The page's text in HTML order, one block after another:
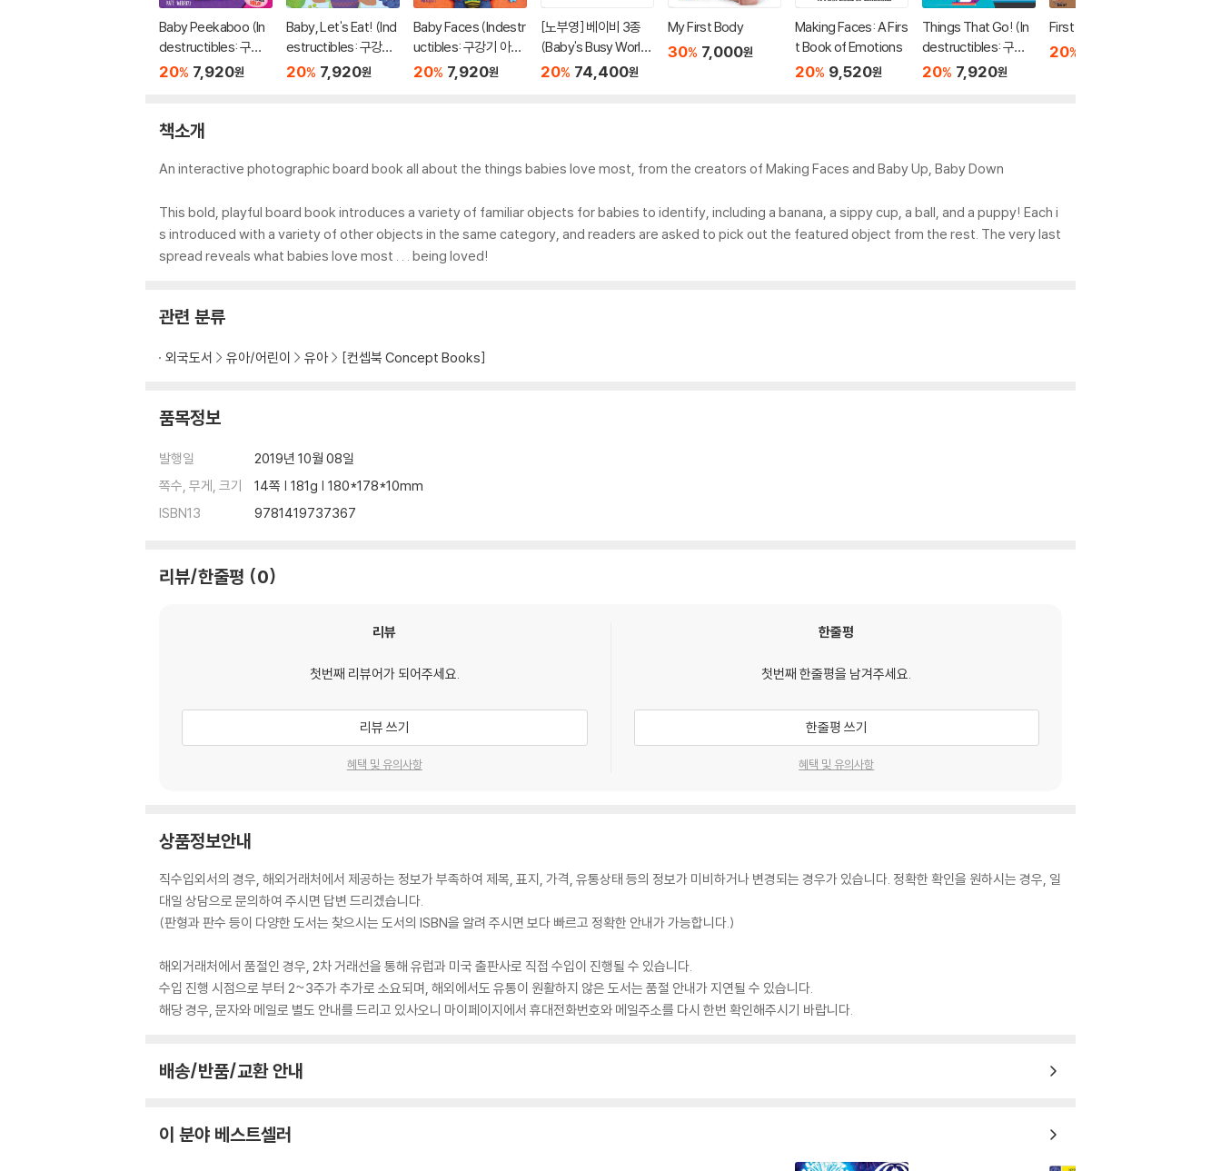
Baby Peekaboo (In
destructibles: 구강
기 아이를 위한 츄잉북
20% 7,920원
Baby, Let's Eat! (Ind
estructibles: 구강기
아이를 위한 츄잉북 시
20% 7,920원
Baby Faces (Indestr
uctibles: 구강기 아이
를 위한 츄잉북 시리즈)
20% 7,920원
[노부영] 베이비 3종
(Baby's Busy World
+Choo Choo+10 bu
20% 74,400원
My First Body
30% 7,000원
Making Faces: A Firs
t Book of Emotions
20% 9,520원
Things That Go! (In
destructibles: 구강
기 아이를 위한 츄잉북
20% 7,920원
First 100 Words
20%
책소개
An interactive photographic board book all about the things babies love most, from the creators of Making Faces and Baby Up, Baby Down
This bold, playful board book introduces a variety of familiar objects for babies to identify, including a banana, a sippy cup, a ball, and a puppy! Each i
s introduced with a variety of other objects in the same category, and readers are asked to pick out the featured object from the rest. The very last
spread reveals what babies love most . . . being loved!
관련 분류
외국도서 유아/어린이 유아 [컨셉북 Concept Books]
품목정보
발행일
2019년 10월 08일
쪽수, 무게, 크기
14쪽 | 181g | 180*178*10mm
ISBN13
9781419737367
리뷰/한줄평 0
리뷰
첫번째 리뷰어가 되어주세요.
리뷰 쓰기
혜택 및 유의사항
한줄평
첫번째 한줄평을 남겨주세요.
한줄평 쓰기
혜택 및 유의사항
상품정보안내
직수입외서의 경우, 해외거래처에서 제공하는 정보가 부족하여 제목, 표지, 가격, 유통상태 등의 정보가 미비하거나 변경되는 경우가 있습니다. 정확한 확인을 원하시는 경우, 일
대일 상담으로 문의하여 주시면 답변 드리겠습니다.
(판형과 판수 등이 다양한 도서는 찾으시는 도서의 ISBN을 알려 주시면 보다 빠르고 정확한 안내가 가능합니다.)
해외거래처에서 품절인 경우, 2차 거래선을 통해 유럽과 미국 출판사로 직접 수입이 진행될 수 있습니다.
수입 진행 시점으로 부터 2~3주가 추가로 소요되며, 해외에서도 유통이 원활하지 않은 도서는 품절 안내가 지연될 수 있습니다.
해당 경우, 문자와 메일로 별도 안내를 드리고 있사오니 마이페이지에서 휴대전화번호와 메일주소를 다시 한번 확인해주시기 바랍니다.
배송/반품/교환 안내
이 분야 베스트셀러